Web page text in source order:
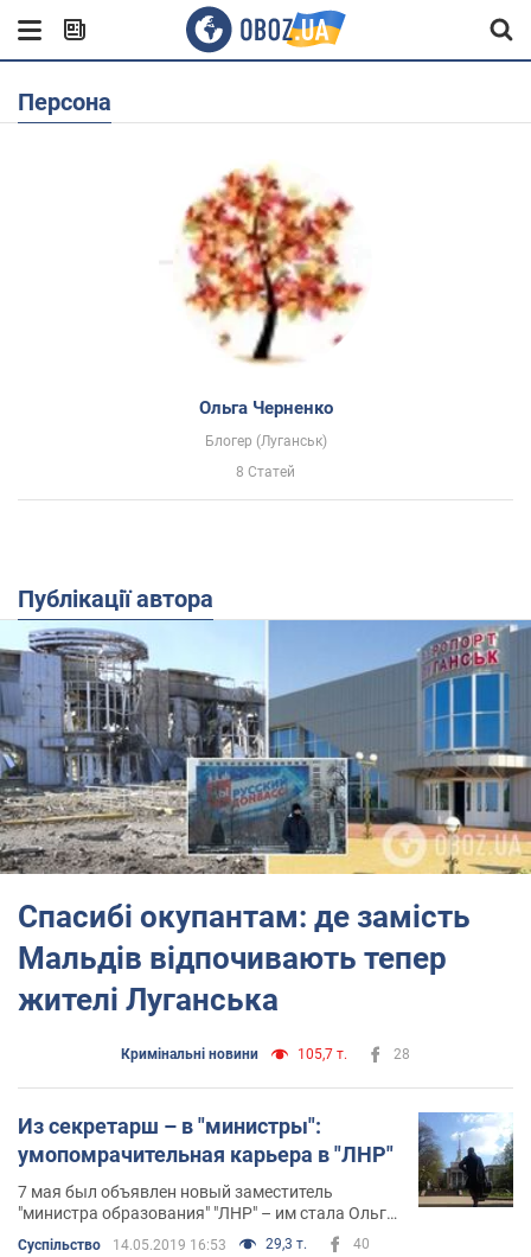
Персона
Ольга Черненко
Блогер (Луганськ)
8 Статей
Публікації автора
Спасибі окупантам: де замість
Мальдів відпочивають тепер
жителі Луганська
Кримінальні новини 105,7 т. 28
Из секретарш – в "министры":
умопомрачительная карьера в "ЛНР"
7 мая был объявлен новый заместитель
"министра образования" "ЛНР" – им стала Ольга
Долженко.
Суспільство 14.05.2019 16:53 29,3 т. 40